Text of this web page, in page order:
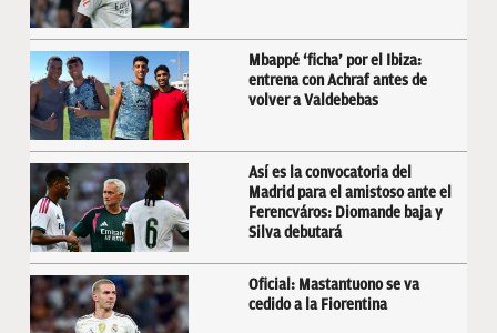
Mbappé ‘ficha’ por el Ibiza:
entrena con Achraf antes de
volver a Valdebebas
Así es la convocatoria del
Madrid para el amistoso ante el
Ferencváros: Diomande baja y
Silva debutará
Oficial: Mastantuono se va
cedido a la Fiorentina